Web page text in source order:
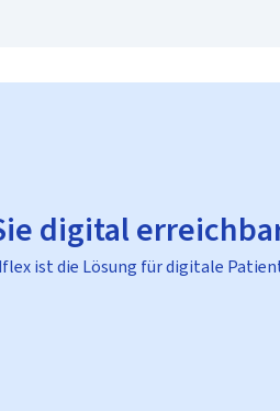
digital
ist die Lösung für digitale